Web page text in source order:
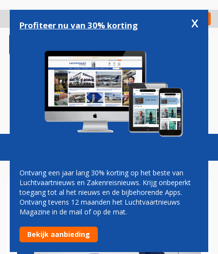
gaan
Check in
Magazine Podcasts Vacatures
FNV: ONDERHANDELINGEN
MET RYANAIR MISLUKT
Profiteer nu van 30% korting x
Ontvang een jaar lang 30% korting op het beste van
Luchtvaartnieuws en Zakenreisnieuws. Krijg onbeperkt
toegang tot al het nieuws en de bijbehorende Apps.
Ontvang tevens 12 maanden het Luchtvaartnieuws
Magazine in de mail of op de mat.
Bekijk aanbieding